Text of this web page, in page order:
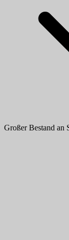
Großer Bestand an